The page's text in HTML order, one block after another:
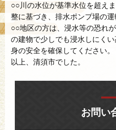
○○川の水位が基準水位を超え
整に基づき、排水ポンプ場の運
○○地区の方は、浸水等の恐れ
の建物で少しでも浸水しにくい
身の安全を確保してください。
以上、清須市でした。
お問い